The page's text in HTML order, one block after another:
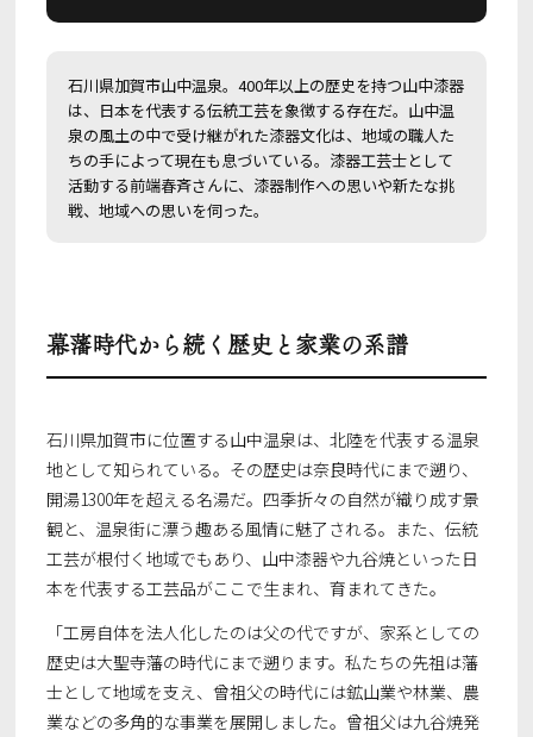
石川県加賀市山中温泉。400年以上の歴史を持つ山中漆器
は、日本を代表する伝統工芸を象徴する存在だ。山中温
泉の風土の中で受け継がれた漆器文化は、地域の職人た
ちの手によって現在も息づいている。漆器工芸士として
活動する前端春斉さんに、漆器制作への思いや新たな挑
戦、地域への思いを伺った。
幕藩時代から続く歴史と家業の系譜
石川県加賀市に位置する山中温泉は、北陸を代表する温泉
地として知られている。その歴史は奈良時代にまで遡り、
開湯1300年を超える名湯だ。四季折々の自然が織り成す景
観と、温泉街に漂う趣ある風情に魅了される。また、伝統
工芸が根付く地域でもあり、山中漆器や九谷焼といった日
本を代表する工芸品がここで生まれ、育まれてきた。
「工房自体を法人化したのは父の代ですが、家系としての
歴史は大聖寺藩の時代にまで遡ります。私たちの先祖は藩
士として地域を支え、曾祖父の時代には鉱山業や林業、農
業などの多角的な事業を展開しました。曾祖父は九谷焼発